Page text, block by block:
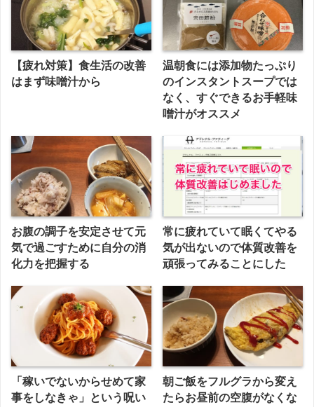
【疲れ対策】食生活の改善
はまず味噌汁から
温朝食には添加物たっぷり
のインスタントスープでは
なく、すぐできるお手軽味
噌汁がオススメ
お腹の調子を安定させて元
気で過ごすために自分の消
化力を把握する
常に疲れていて眠くてやる
気が出ないので体質改善を
頑張ってみることにした
「稼いでないからせめて家
事をしなきゃ」という呪い
朝ご飯をフルグラから変え
たらお昼前の空腹がなくな